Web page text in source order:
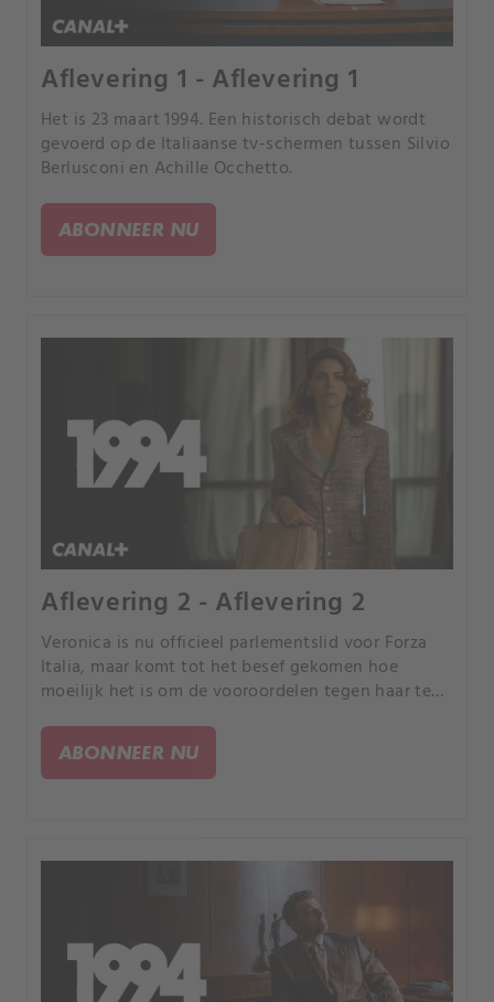
Aflevering 1 - Aflevering 1
Het is 23 maart 1994. Een historisch debat wordt
gevoerd op de Italiaanse tv-schermen tussen Silvio
Berlusconi en Achille Occhetto.
ABONNEER NU
Aflevering 2 - Aflevering 2
Veronica is nu officieel parlementslid voor Forza
Italia, maar komt tot het besef gekomen hoe
moeilijk het is om de vooroordelen tegen haar te
mooie meisje dat op zoek is naar de schijnwerpers.
ABONNEER NU